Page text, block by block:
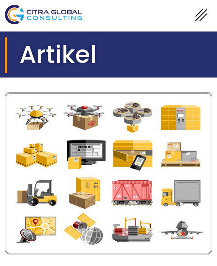
Artikel